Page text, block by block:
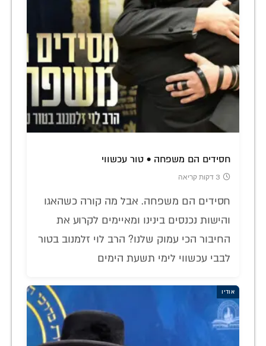
חסידים הם משפחה • טור עכשווי
3 דקות קריאה
חסידים הם משפחה. אבל מה קורה כשהאגו
והישות נכנסים בינינו ומאיימים לקרוע את
החיבור הכי עמוק שלנו? הרב לוי זלמנוב בטור
לבבי עכשווי לימי תשעת הימים
אודיו